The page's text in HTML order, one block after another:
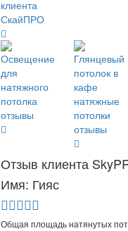
Отзыв клиента
Имя: Гияс
Общая площадь натянутых